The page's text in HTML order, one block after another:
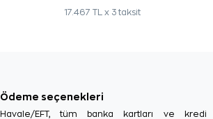
17.467 TL x 3 taksit
Ödeme seçenekleri
Havale/EFT, tüm banka kartları ve kredi